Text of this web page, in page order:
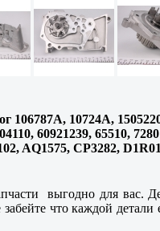
10724A,
60921239, 65510,
AQ1575, CP3282,
выгодно для
что каждой